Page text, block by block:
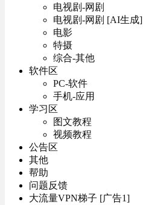
电视剧-网剧
电视剧-网剧 [AI生成]
电影
特摄
综合-其他
软件区
PC-软件
手机-应用
学习区
图文教程
视频教程
公告区
其他
帮助
问题反馈
大流量VPN梯子 [广告1]